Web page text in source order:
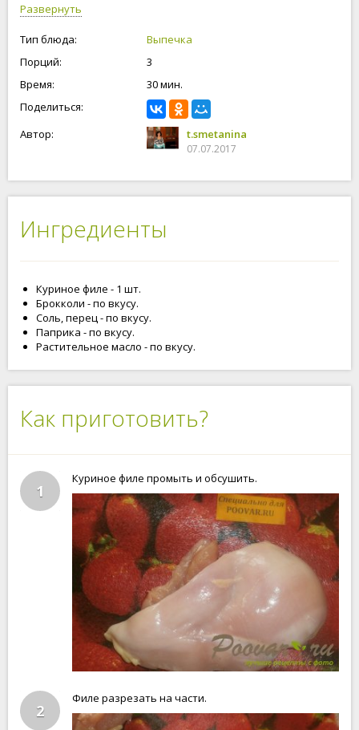
Развернуть
Тип блюда:
Выпечка
Порций:
3
Время:
30 мин.
Поделиться:
Автор:
t.smetanina
07.07.2017
Ингредиенты
Куриное филе - 1 шт.
Брокколи - по вкусу.
Соль, перец - по вкусу.
Паприка - по вкусу.
Растительное масло - по вкусу.
Как приготовить?
1
Куриное филе промыть и обсушить.
2
Филе разрезать на части.